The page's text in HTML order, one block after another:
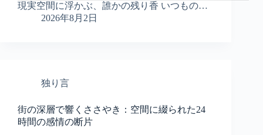
現実空間に浮かぶ、誰かの残り香 いつもの…
2026年8月2日
独り言
街の深層で響くささやき：空間に綴られた24
時間の感情の断片